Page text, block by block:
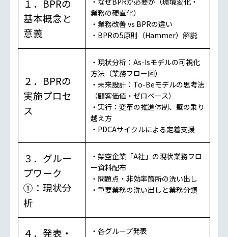
１．BPRの
基本概念と
意義
業務の硬直化）
・業務改善 vs BPRの違い
・BPRの5原則（Hammer）解説
２．BPRの
実施プロセ
ス
・現状分析：As-Isモデルの可視化
方法（業務フロー図）
・未来設計：To-Beモデルの思考法
（顧客価値・ゼロベース）
・実行：変革の推進体制、壁の乗り
越え方
・PDCAサイクルによる定着支援
３．グルー
プワーク
①：現状分
析
・架空企業「A社」の現状業務フロ
ー資料配布
・問題点・非効率箇所の洗い出し
・重要業務の洗い出しと業務分類
４．発表・
・各グループ発表